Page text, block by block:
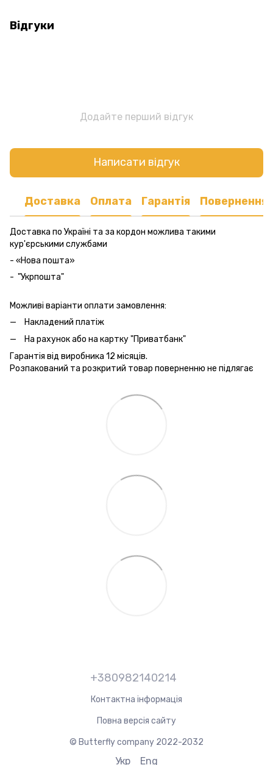
Відгуки
Додайте перший відгук
Написати відгук
Доставка Оплата Гарантія Повернення
Доставка по Україні та за кордон можлива такими
кур'єрськими службами
- «Нова пошта»
- "Укрпошта"
Можливі варіанти оплати замовлення:
Накладений платіж
На рахунок або на картку "Приватбанк"
Гарантія від виробника 12 місяців.
Розпакований та розкритий товар поверненню не підлягає
+380982140214
Контактна інформація
Повна версія сайту
© Butterfly company 2022-2032
Укр Eng